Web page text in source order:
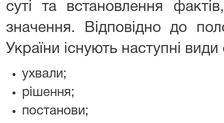
суті та встановлення
значення. Відповідно до
України існують наступні
ухвали;
рішення;
постанови;